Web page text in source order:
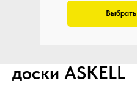
Выбрать
доски ASKELL